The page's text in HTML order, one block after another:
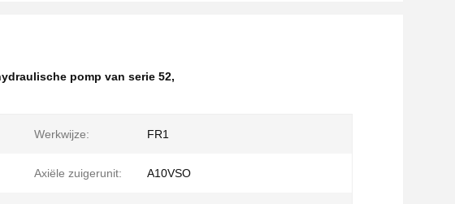
pomp van serie 52,
Werkwijze: FR1
Axiële zuigerunit: A10VSO